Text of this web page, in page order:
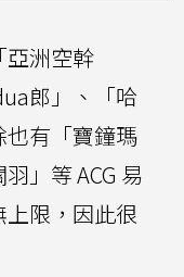
亞洲空幹
郎」、「哈
有「寶鐘瑪
」等 ACG 易
限，因此很